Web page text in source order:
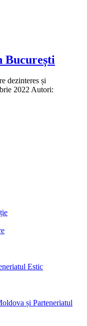
București
dezinteres și
2022 Autori:
Estic
și Parteneriatul